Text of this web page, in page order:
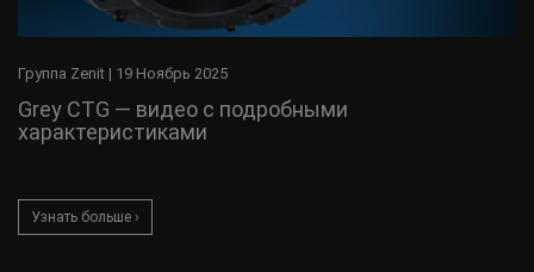
Группа Zenit | 19 Ноябрь 2025
Grey CTG — видео с подробными
характеристиками
Узнать больше ›